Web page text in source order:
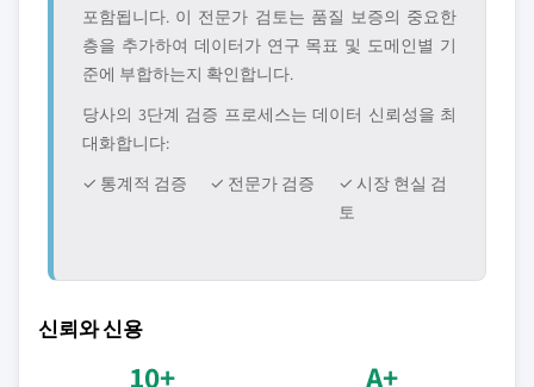
포함됩니다. 이 전문가 검토는 품질 보증의 중요한
층을 추가하여 데이터가 연구 목표 및 도메인별 기
준에 부합하는지 확인합니다.
당사의 3단계 검증 프로세스는 데이터 신뢰성을 최
대화합니다:
✓ 통계적 검증
✓ 전문가 검증
✓ 시장 현실 검
토
신뢰와 신용
10+ A+